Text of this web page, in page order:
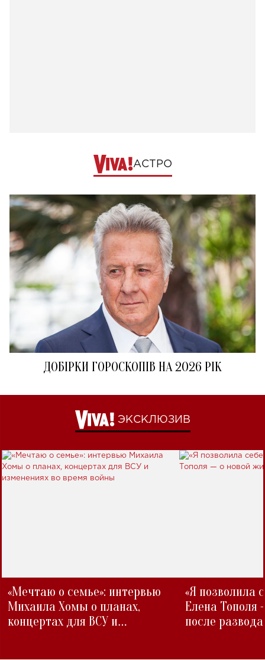
АСТРО
ДОБІРКИ ГОРОСКОПІВ НА 2026 РІК
ЭКСКЛЮЗИВ
«Мечтаю о семье»: интервью
Михаила Хомы о планах,
концертах для ВСУ и
«Я позволила
Елена Тополя
после развода